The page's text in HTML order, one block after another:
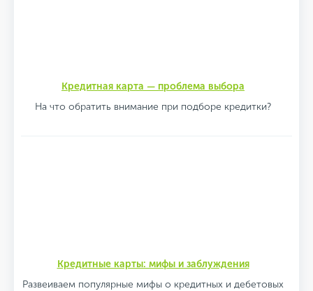
Кредитная карта — проблема выбора
На что обратить внимание при подборе кредитки?
Кредитные карты: мифы и заблуждения
Развеиваем популярные мифы о кредитных и дебетовых